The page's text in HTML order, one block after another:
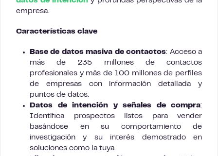
empresa.
Características clave
Base de datos masiva de contactos: Acceso a
más de 235 millones de contactos
profesionales y más de 100 millones de perfiles
de empresas con información detallada y
puntos de datos.
Datos de intención y señales de compra:
Identifica prospectos listos para vender
basándose en su comportamiento de
investigación y su interés demostrado en
soluciones como la tuya.